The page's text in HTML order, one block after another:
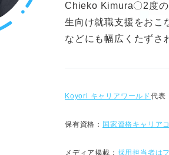
Chieko Kimura〇2度
生向け就職支援をおこ
などにも幅広くたずさ
Koyori キャリアワールド代表
保有資格： 国家資格キャリア
メディア掲載： 採用担当者は